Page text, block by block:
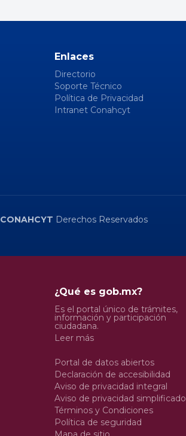
Enlaces
Directorio
Soporte Técnico
Política de Privacidad
Intranet Conahcyt
CONAHCYT Derechos Reservados
¿Qué es gob.mx?
Es el portal único de trámites,
información y participación
ciudadana.
Leer más
Portal de datos abiertos
Declaración de accesibilidad
Aviso de privacidad integral
Aviso de privacidad simplificado
Términos y Condiciones
Política de seguridad